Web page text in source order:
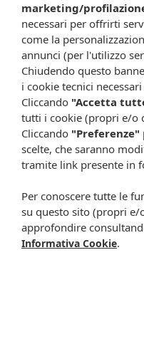
indesiderati Se manifesta
compresi quelli non
medico o al farmacista.
indesiderati direttamente
segnalazione all’indirizzo:
https://www.aifa.gov.it/
Segnalando gli effetti
fornire maggiori
medicinale.
Documenti relativi al
Foglietto
ISCRIVITI ALLA
marketing/
necessari per offrirti
come la
annunci (per l'utilizzo
Chiudendo questo
i cookie tecnici
Cliccando "Accetta
tutti i cookie (propri e/o
Cliccando "Preferenze"
scelte, che saranno
tramite link presente in
Per conoscere tutte le
su questo sito (propri e/
approfondire
Informativa Cookie.